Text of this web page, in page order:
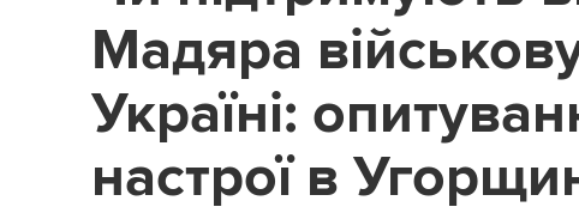
Мадяра
Україні:
настрої в